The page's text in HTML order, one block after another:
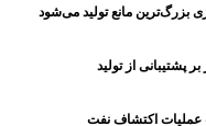
پشتیبانی از تولید